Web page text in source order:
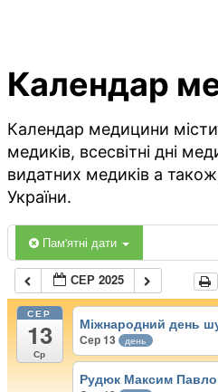
Календар
Календар медицини
медиків, всесвітні дні
видатних медиків а
України.
Пам'ятні дати
СЕР 2025
СЕР
13
Ср
Міжнародний день
Сер 13 день
Рудюк Максим